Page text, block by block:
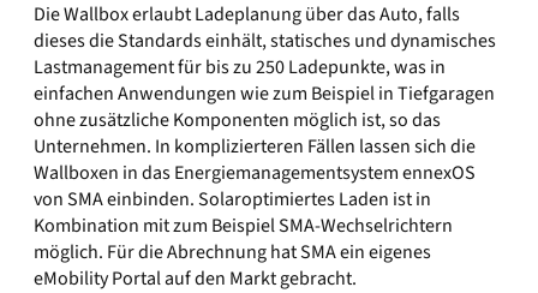
Die Wallbox erlaubt Ladeplanung über das Auto, falls
dieses die Standards einhält, statisches und dynamisches
Lastmanagement für bis zu 250 Ladepunkte, was in
einfachen Anwendungen wie zum Beispiel in Tiefgaragen
ohne zusätzliche Komponenten möglich ist, so das
Unternehmen. In komplizierteren Fällen lassen sich die
Wallboxen in das Energie­managementsystem ennexOS
von SMA einbinden. Solaroptimiertes Laden ist in
Kombination mit zum Beispiel SMA-Wechselrichtern
möglich. Für die Abrechnung hat SMA ein eigenes
eMobility Portal auf den Markt gebracht.